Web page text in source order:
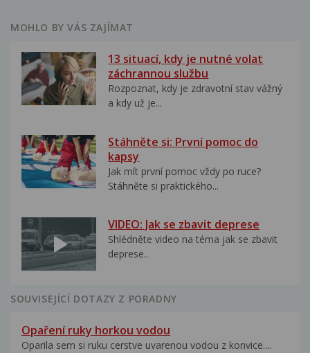
MOHLO BY VÁS ZAJÍMAT
13 situací, kdy je nutné volat
záchrannou službu
Rozpoznat, kdy je zdravotní stav vážný
a kdy už je...
Stáhněte si: První pomoc do
kapsy
Jak mít první pomoc vždy po ruce?
Stáhněte si praktického...
VIDEO: Jak se zbavit deprese
Shlédněte video na téma jak se zbavit
deprese..
SOUVISEJÍCÍ DOTAZY Z PORADNY
Opaření ruky horkou vodou
Oparila sem si ruku cerstve uvarenou vodou z konvice....